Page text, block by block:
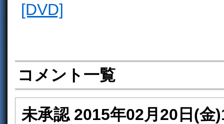
[DVD]
コメント一覧
未承認 2015年02月20日(金